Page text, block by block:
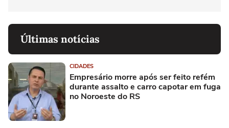
Últimas notícias
CIDADES
Empresário morre após ser feito refém
durante assalto e carro capotar em fuga
no Noroeste do RS